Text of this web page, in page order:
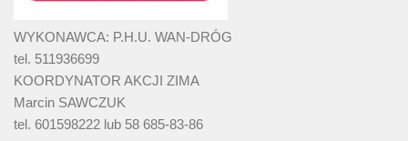
WYKONAWCA: P.H.U. WAN-DRÓG
tel. 511936699
KOORDYNATOR AKCJI ZIMA
Marcin SAWCZUK
tel. 601598222 lub 58 685-83-86